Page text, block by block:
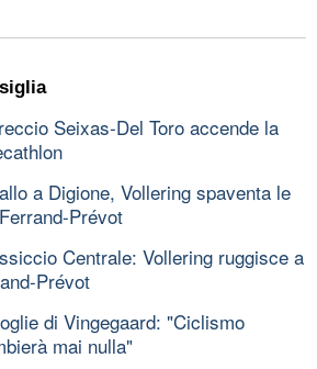
Seixas-Del Toro accende la
a Digione, Vollering spaventa le
Prévot
Centrale: Vollering ruggisce a
Prévot
di Vingegaard: "Ciclismo
mai nulla"